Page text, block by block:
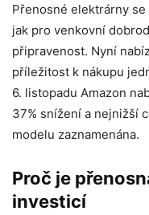
Přenosné elektrárny
jak pro venkovní
připravenost. Nyní
příležitost k nákupu
6. listopadu Amazon
37% snížení a nejnižší
modelu zaznamenána.
Proč je
investicí